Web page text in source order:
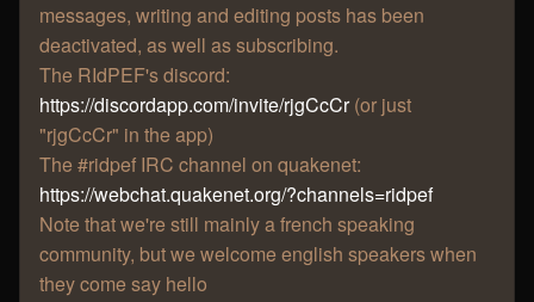
messages, writing and editing posts has been
deactivated, as well as subscribing.
The RIdPEF's discord:
https://discordapp.com/invite/rjgCcCr(or just
"rjgCcCr" in the app)
The #ridpef IRC channel on quakenet:
https://webchat.quakenet.org/?channels=ridpef
Note that we're still mainly a french speaking
community, but we welcome english speakers when
they come say hello